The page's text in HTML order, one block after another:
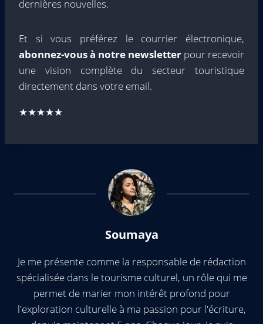
dernières nouvelles.
Et si vous préférez le courrier électronique,
abonnez-vous à notre newsletter pour recevoir
une vision complète du secteur touristique
directement dans votre email.
★★★★★
Soumaya
Je me présente comme la responsable de rédaction
spécialisée dans le tourisme culturel, un rôle qui me
permet de marier mon intérêt profond pour
l'exploration culturelle à ma passion pour l'écriture,